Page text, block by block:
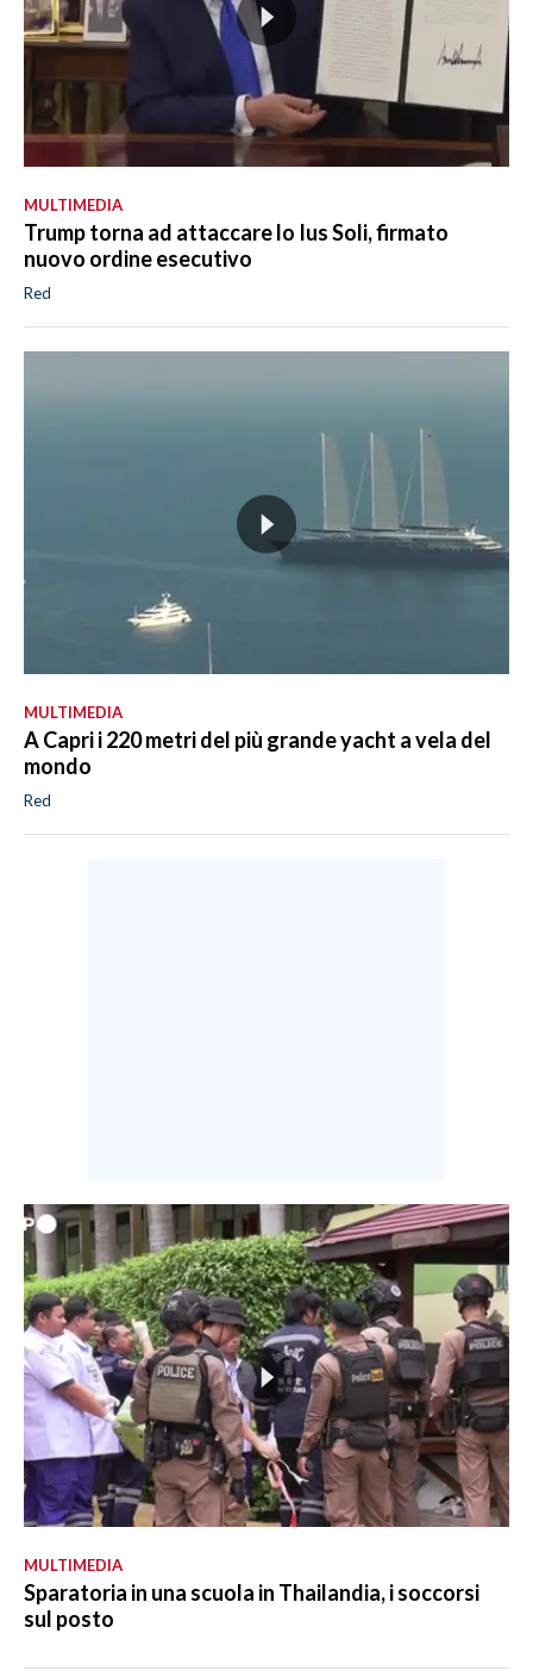
MULTIMEDIA
Trump torna ad attaccare lo Ius Soli, firmato
nuovo ordine esecutivo
Red
MULTIMEDIA
A Capri i 220 metri del più grande yacht a vela del
mondo
Red
MULTIMEDIA
Sparatoria in una scuola in Thailandia, i soccorsi
sul posto